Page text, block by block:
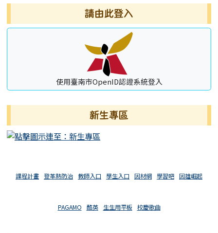
請由此登入
使用臺南市OpenID認證系統登入
新生專區
課程計畫 登革熱防治 教師入口 學生入口 因材網 學習吧 因雄崛起
PAGAMO 酷英 生生用平板 校慶歌曲